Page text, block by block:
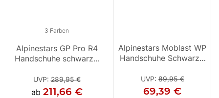
3 Farben
Alpinestars GP Pro R4
Handschuhe schwarz /
UVP:289,95 €
ab 211,66 €
Alpinestars GP Pro R4
Handschuhe schwarz
UVP:289,95 €
211,66 €
Alpinestars Moblast WP
Handschuhe Schwarz /
UVP:89,95 €
69,39 €